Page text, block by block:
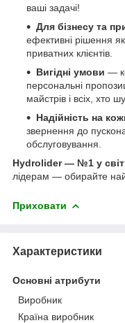
ваші задачі!
Для бізнесу та
ефективні рішення
приватних клієнтів.
Вигідні умови —
персональні
майстрів і всіх, хто
Надійність на
звернення до
обслуговування.
Hydrolider — №1 у світі
лідерам — обирайте
Приховати
Характеристики
Основні атрибути
Виробник
Країна виробник